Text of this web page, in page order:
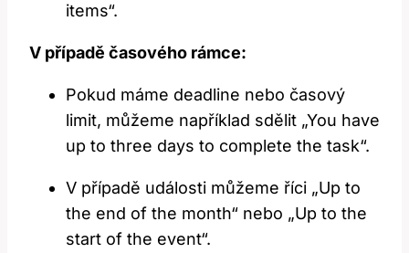
items“.
V případě časového rámce:
Pokud máme deadline nebo časový
limit, můžeme například sdělit „You have
up to three days to complete the task“.
V případě události můžeme říci „Up to
the end of the month“ nebo „Up to the
start of the event“.